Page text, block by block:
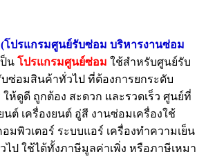
(โปรแกรมศูนย์รับซ่อม บริหารงานซ่อม
น โปรแกรมศูนย์ซ่อม ใช้สำหรับศูนย์รับ
ซ่อมสินค้าทั่วไป ที่ต้องการยกระดับ
ห้ดูดี ถูกต้อง สะดวก และรวดเร็ว ศูนย์ที่
นต์ เครื่องยนต์ อู่สี งานซ่อมเครื่องใช้
มพิวเตอร์ ระบบแอร์ เครื่องทำความเย็น
ไป ใช้ได้ทั้งภาษีมูลค่าเพิ่ง หรือภาษีเหมา